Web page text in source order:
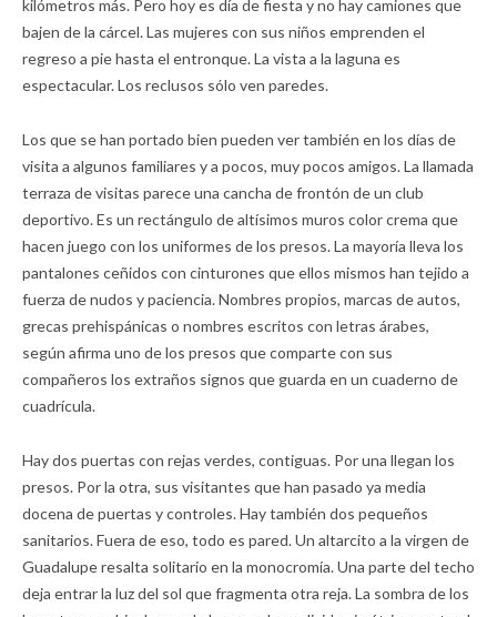
kilómetros más. Pero hoy es día de fiesta y no hay camiones que
bajen de la cárcel. Las mujeres con sus niños emprenden el
regreso a pie hasta el entronque. La vista a la laguna es
espectacular. Los reclusos sólo ven paredes.
Los que se han portado bien pueden ver también en los días de
visita a algunos familiares y a pocos, muy pocos amigos. La llamada
terraza de visitas parece una cancha de frontón de un club
deportivo. Es un rectángulo de altísimos muros color crema que
hacen juego con los uniformes de los presos. La mayoría lleva los
pantalones ceñidos con cinturones que ellos mismos han tejido a
fuerza de nudos y paciencia. Nombres propios, marcas de autos,
grecas prehispánicas o nombres escritos con letras árabes,
según afirma uno de los presos que comparte con sus
compañeros los extraños signos que guarda en un cuaderno de
cuadrícula.
Hay dos puertas con rejas verdes, contiguas. Por una llegan los
presos. Por la otra, sus visitantes que han pasado ya media
docena de puertas y controles. Hay también dos pequeños
sanitarios. Fuera de eso, todo es pared. Un altarcito a la virgen de
Guadalupe resalta solitario en la monocromía. Una parte del techo
deja entrar la luz del sol que fragmenta otra reja. La sombra de los